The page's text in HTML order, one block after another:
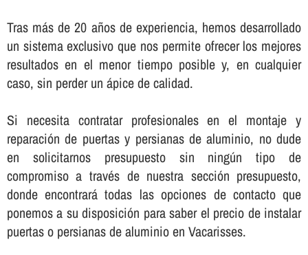
Tras más de 20 años de experiencia, hemos desarrollado
un sistema exclusivo que nos permite ofrecer los mejores
resultados en el menor tiempo posible y, en cualquier
caso, sin perder un ápice de calidad.
Si necesita contratar profesionales en el montaje y
reparación de puertas y persianas de aluminio, no dude
en solicitarnos presupuesto sin ningún tipo de
compromiso a través de nuestra sección presupuesto,
donde encontrará todas las opciones de contacto que
ponemos a su disposición para saber el precio de instalar
puertas o persianas de aluminio en Vacarisses.